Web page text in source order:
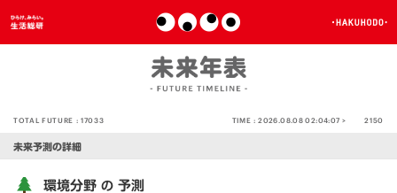
TOTAL FUTURE :17033 TIME :2026.08.08 02:04:07 > 2150
未来予測の詳細
環境分野 の 予測